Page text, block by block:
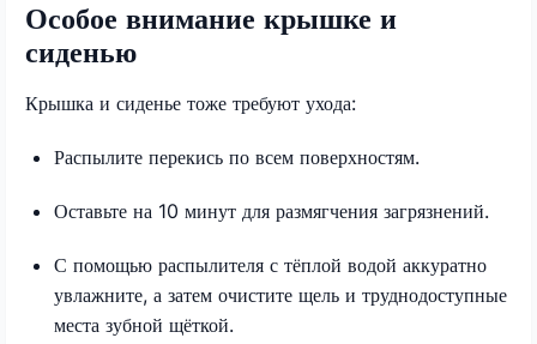
Особое внимание крышке и
сиденью
Крышка и сиденье тоже требуют ухода:
Распылите перекись по всем поверхностям.
Оставьте на 10 минут для размягчения загрязнений.
С помощью распылителя с тёплой водой аккуратно
увлажните, а затем очистите щель и труднодоступные
места зубной щёткой.